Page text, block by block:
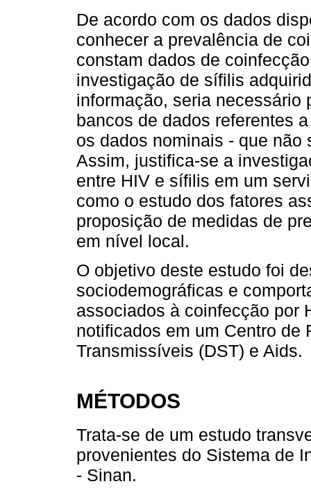
De acordo com os dados
conhecer a prevalência de
constam dados de
investigação de sífilis
informação, seria necessário
bancos de dados referentes
os dados nominais - que
Assim, justifica-se a
entre HIV e sífilis em um
como o estudo dos fatores
proposição de medidas de
em nível local.
O objetivo deste estudo foi
sociodemográficas e
associados à coinfecção por
notificados em um Centro de
Transmissíveis (DST) e Aids.
MÉTODOS
Trata-se de um estudo
provenientes do Sistema de
- Sinan.